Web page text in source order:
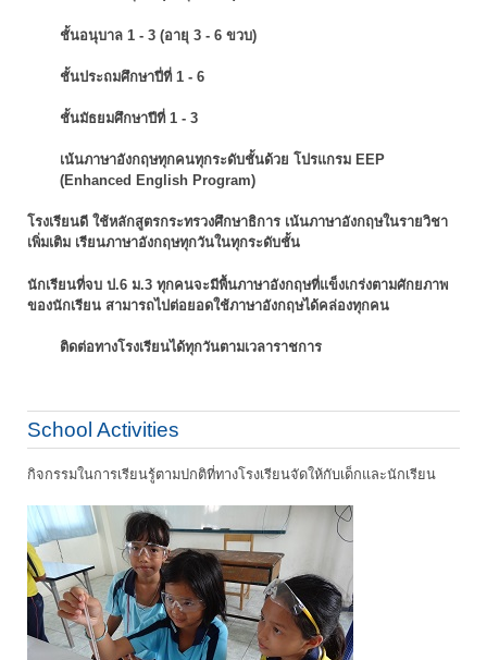
ชั้นอนุบาล 1 - 3 (อายุ 3 - 6 ขวบ)
ชั้นประถมศึกษาปี่ที่ 1 - 6
ชั้นมัธยมศึกษาปีที่ 1 - 3
เน้นภาษาอังกฤษทุกคนทุกระดับชั้นด้วย โปรแกรม EEP
(Enhanced English Program)
โรงเรียนดี ใช้หลักสูตรกระทรวงศึกษาธิการ เน้นภาษาอังกฤษในรายวิชา
เพิ่มเติม เรียนภาษาอังกฤษทุกวันในทุกระดับชั้น
นักเรียนที่จบ ป.6 ม.3 ทุกคนจะมีพื้นภาษาอังกฤษที่แข็งเกร่งตามศักยภาพ
ของนักเรียน สามารถไปต่อยอดใช้ภาษาอังกฤษได้คล่องทุกคน
ติดต่อทางโรงเรียนได้ทุกวันตามเวลาราชการ
School Activities
กิจกรรมในการเรียนรู้ตามปกติที่ทางโรงเรียนจัดให้กับเด็กและนักเรียน